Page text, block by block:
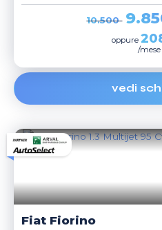
10.500
oppure
/mese
vedi
Fiat Fiorino